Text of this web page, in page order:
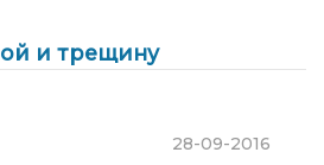
и трещину
28-09-2016